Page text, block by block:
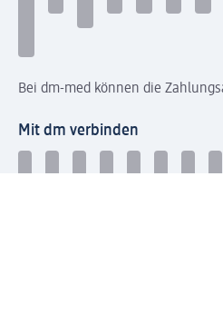
Bei dm-med können die
Mit dm verbinden